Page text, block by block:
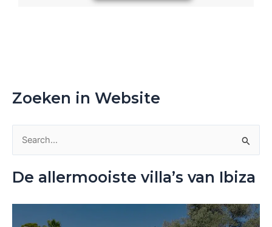
Zoeken in Website
De allermooiste villa’s van Ibiza